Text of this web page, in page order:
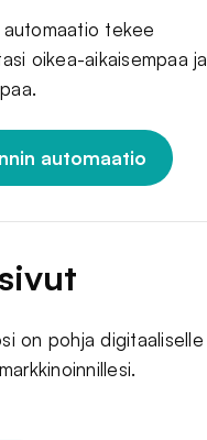
automaatio tekee
oikea-aikaisempaa ja
automaatio
on pohja digitaaliselle